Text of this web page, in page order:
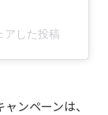
アした投稿
ンペーンは、